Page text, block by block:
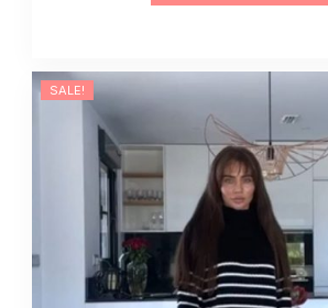
mleczny
SALE!